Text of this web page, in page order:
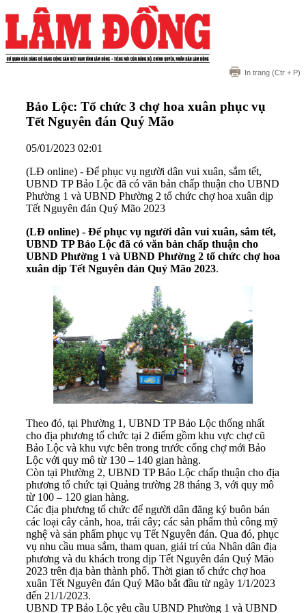
In trang (Ctr + P)
Bảo Lộc: Tổ chức 3 chợ hoa xuân phục vụ
Tết Nguyên đán Quý Mão
05/01/2023 02:01
(LĐ online) - Để phục vụ người dân vui xuân, sắm tết,
UBND TP Bảo Lộc đã có văn bản chấp thuận cho UBND
Phường 1 và UBND Phường 2 tổ chức chợ hoa xuân dịp
Tết Nguyên đán Quý Mão 2023
(LĐ online) - Để phục vụ người dân vui xuân, sắm tết,
UBND TP Bảo Lộc đã có văn bản chấp thuận cho
UBND Phường 1 và UBND Phường 2 tổ chức chợ hoa
xuân dịp Tết Nguyên đán Quý Mão 2023.
Theo đó, tại Phường 1, UBND TP Bảo Lộc thống nhất
cho địa phương tổ chức tại 2 điểm gồm khu vực chợ cũ
Bảo Lộc và khu vực bên trong trước cổng chợ mới Bảo
Lộc với quy mô từ 130 – 140 gian hàng.
Còn tại Phường 2, UBND TP Bảo Lộc chấp thuận cho địa
phương tổ chức tại Quảng trường 28 tháng 3, với quy mô
từ 100 – 120 gian hàng.
Các địa phương tổ chức để người dân đăng ký buôn bán
các loại cây cảnh, hoa, trái cây; các sản phẩm thủ công mỹ
nghệ và sản phẩm phục vụ Tết Nguyên đán. Qua đó, phục
vụ nhu cầu mua sắm, tham quan, giải trí của Nhân dân địa
phương và du khách trong dịp Tết Nguyên đán Quý Mão
2023 trên địa bàn thành phố. Thời gian tổ chức chợ hoa
xuân Tết Nguyên đán Quý Mão bắt đầu từ ngày 1/1/2023
đến 21/1/2023.
UBND TP Bảo Lộc yêu cầu UBND Phường 1 và UBND